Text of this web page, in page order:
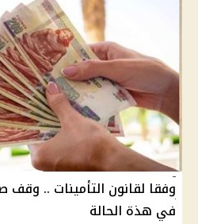
وفقا لقانون التأمينات ..
في هذة الحالة